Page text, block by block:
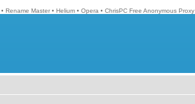
• Rename Master • Helium • Opera • ChrisPC Free Anonymous Proxy